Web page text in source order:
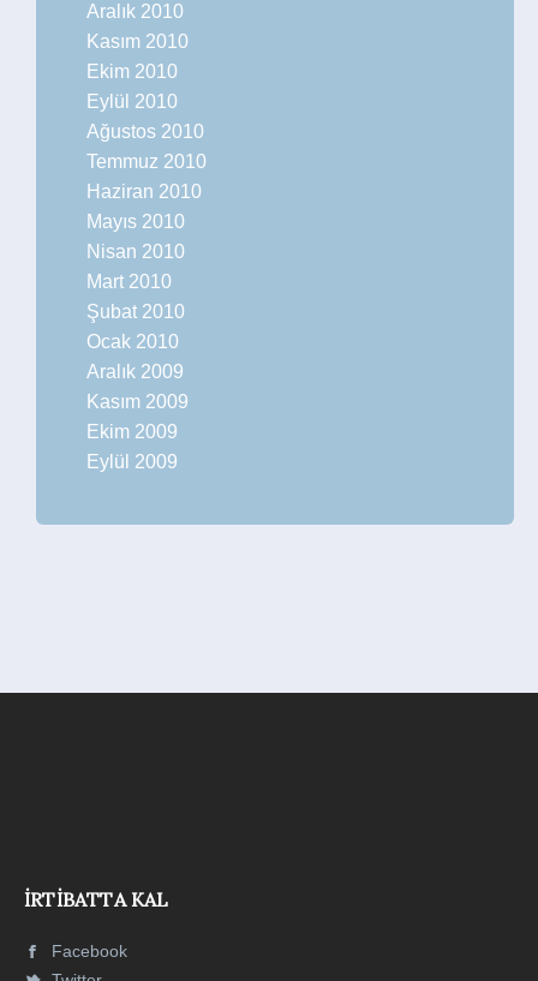
Aralık 2010
Kasım 2010
Ekim 2010
Eylül 2010
Ağustos 2010
Temmuz 2010
Haziran 2010
Mayıs 2010
Nisan 2010
Mart 2010
Şubat 2010
Ocak 2010
Aralık 2009
Kasım 2009
Ekim 2009
Eylül 2009
İRTIBATTA KAL
Facebook